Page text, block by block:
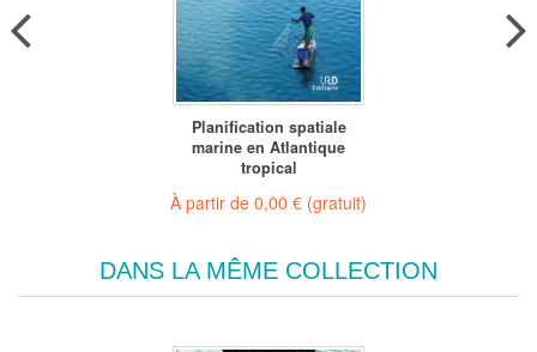
Planification spatiale
marine en Atlantique
tropical
À partir de 0,00 € (gratuit)
DANS LA MÊME COLLECTION